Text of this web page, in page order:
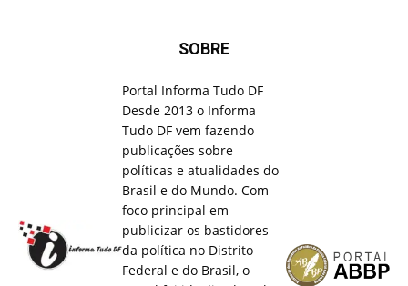
SOBRE
Portal Informa Tudo DF
Desde 2013 o Informa
Tudo DF vem fazendo
publicações sobre
políticas e atualidades do
Brasil e do Mundo. Com
foco principal em
publicizar os bastidores
da política no Distrito
Federal e do Brasil, o